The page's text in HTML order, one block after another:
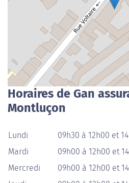
Horaires de Gan
Montluçon
Lundi
09h30 à 12h00 et
Mardi
09h00 à 12h00 et
Mercredi
09h00 à 12h00 et